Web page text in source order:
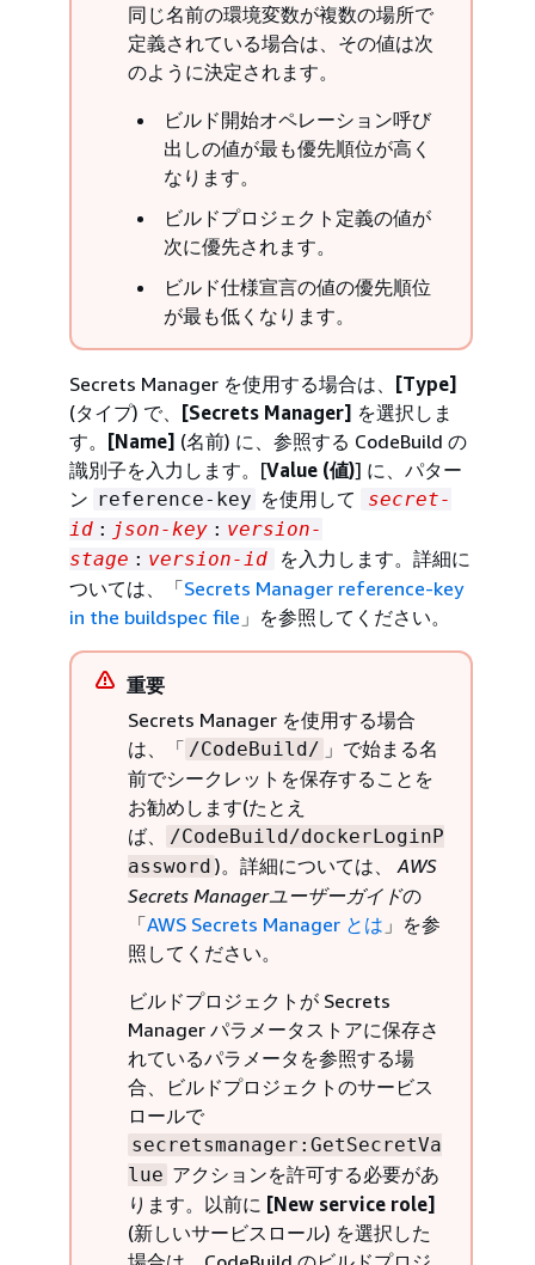
同じ名前の環境変数が複数の場所で
定義されている場合は、その値は次
のように決定されます。
ビルド開始オペレーション呼び
出しの値が最も優先順位が高く
なります。
ビルドプロジェクト定義の値が
次に優先されます。
ビルド仕様宣言の値の優先順位
が最も低くなります。
Secrets Manager を使用する場合は、 [Type]
(タイプ) で、 [Secrets Manager] を選択しま
す。 [Name] (名前) に、参照する CodeBuild の
識別子を入力します。[Value (値)] に、パター
ン reference-key を使用して
secret-
id : json-key : version-
stage : version-id
を入力します。詳細に
ついては、「Secrets Manager reference-key
in the buildspec file 」を参照してください。
重要
Secrets Manager を使用する場合
は、「 /CodeBuild/ 」で始まる名
前でシークレットを保存することを
お勧めします(たとえ
ば、
/CodeBuild/dockerLoginP
assword )。詳細については、
AWS
Secrets Managerユーザーガイドの
「AWS Secrets Manager とは 」を参
照してください。
ビルドプロジェクトが Secrets
Manager パラメータストアに保存さ
れているパラメータを参照する場
合、ビルドプロジェクトのサービス
ロールで
secretsmanager:GetSecretVa
lue アクションを許可する必要があ
ります。以前に [New service role]
(新しいサービスロール) を選択した